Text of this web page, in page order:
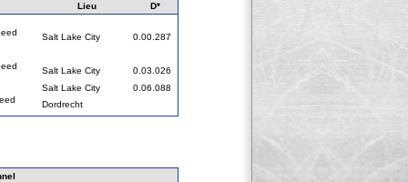
Lieu
D*
Salt Lake City 0.00.287
Salt Lake City
0.03.026
Salt Lake City
0.06.088
Dordrecht